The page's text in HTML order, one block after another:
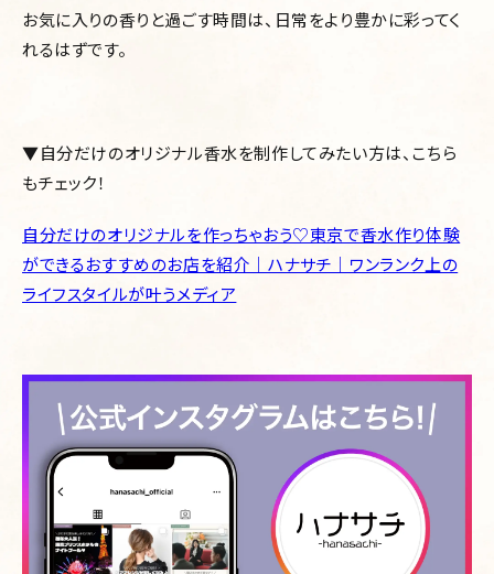
お気に入りの香りと過ごす時間は、日常をより豊かに彩ってく
れるはずです。
▼自分だけのオリジナル香水を制作してみたい方は、こちら
もチェック！
自分だけのオリジナルを作っちゃおう♡東京で香水作り体験
ができるおすすめのお店を紹介｜ハナサチ｜ワンランク上の
ライフスタイルが叶うメディア